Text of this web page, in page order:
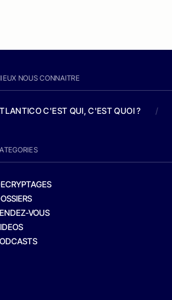
NOUS CONNAITRE
C'EST QUI, C'EST QUOI ? /
VOUS